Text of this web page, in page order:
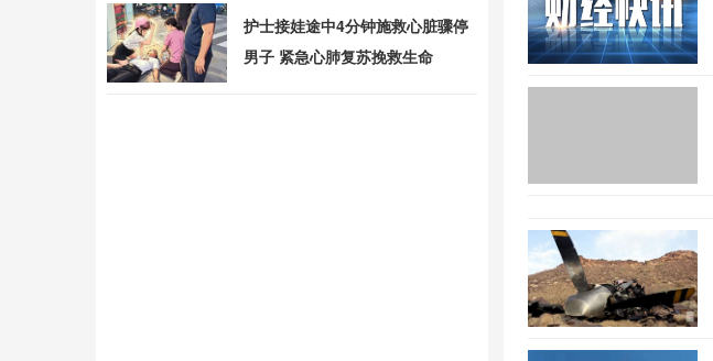
护士接娃途中4分钟施救心脏骤停
男子 紧急心肺复苏挽救生命